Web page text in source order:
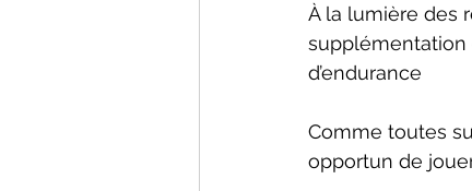
À la lumière des
supplémentation
d’endurance
Comme toutes
opportun de